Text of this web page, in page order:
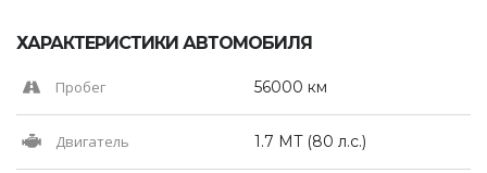
ХАРАКТЕРИСТИКИ АВТОМОБИЛЯ
Пробег 56000 км
Двигатель 1.7 MT (80 л.с.)